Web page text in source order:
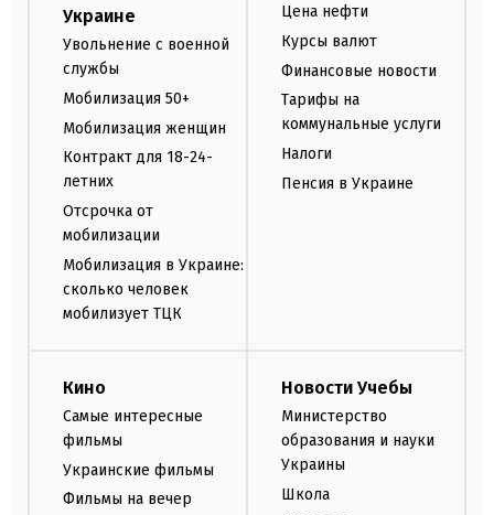
Украине
Увольнение с военной
службы
Мобилизация 50+
Мобилизация женщин
Контракт для 18-24-
летних
Отсрочка от
мобилизации
Мобилизация в Украине:
сколько человек
мобилизует ТЦК
Цена нефти
Курсы валют
Финансовые новости
Тарифы на
коммунальные услуги
Налоги
Пенсия в Украине
Кино
Самые интересные
фильмы
Украинские фильмы
Фильмы на вечер
Новости Учебы
Министерство
образования и науки
Украины
Школа